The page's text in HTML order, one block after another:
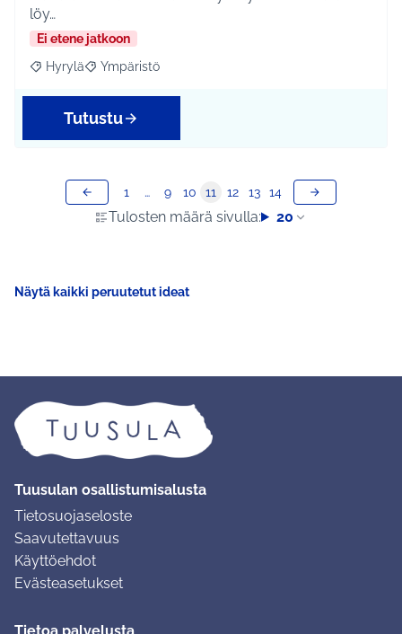
löy…
Ei etene jatkoon
Rajaa tulokset aihepiirin mukaan: Hyrylä
Hyrylä Rajaa tulokset teeman mukaan: Ympäristö
Ympäristö
Tutustu
Tulosten määrä sivulla: 20
1 … 9 10 11 12 13 14
Näytä kaikki peruutetut ideat
Tuusulan osallistumisalusta
Tietosuojaseloste
Saavutettavuus
Käyttöehdot
Evästeasetukset